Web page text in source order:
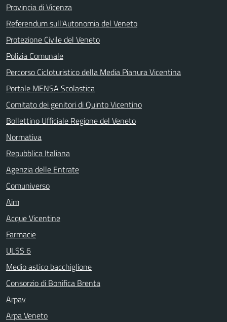
Provincia di Vicenza
Referendum sull'Autonomia del Veneto
Protezione Civile del Veneto
Polizia Comunale
Percorso Cicloturistico della Media Pianura Vicentina
Portale MENSA Scolastica
Comitato dei genitori di Quinto Vicentino
Bollettino Ufficiale Regione del Veneto
Normativa
Repubblica Italiana
Agenzia delle Entrate
Comuniverso
Aim
Acque Vicentine
Farmacie
ULSS 6
Medio astico bacchiglione
Consorzio di Bonifica Brenta
Arpav
Arpa Veneto